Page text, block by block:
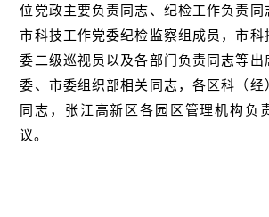
位党政主要负责同志、纪检工作负责同
市科技工作党委纪检监察组成员，市科
委二级巡视员以及各部门负责同志等出
委、市委组织部相关同志，各区科（经
同志，张江高新区各园区管理机构负
议。